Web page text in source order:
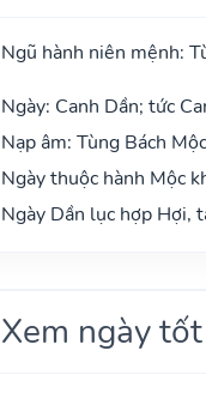
Ngũ hành niên mệnh:
Ngày: Canh Dần; tức
Nạp âm: Tùng Bách
Ngày thuộc hành Mộc
Ngày Dần lục hợp Hợi,
Xem ngày